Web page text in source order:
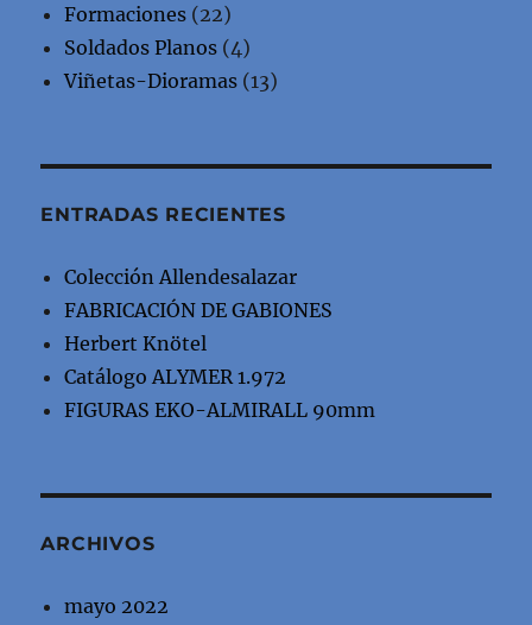
Formaciones (22)
Soldados Planos (4)
Viñetas-Dioramas (13)
ENTRADAS RECIENTES
Colección Allendesalazar
FABRICACIÓN DE GABIONES
Herbert Knötel
Catálogo ALYMER 1.972
FIGURAS EKO-ALMIRALL 90mm
ARCHIVOS
mayo 2022